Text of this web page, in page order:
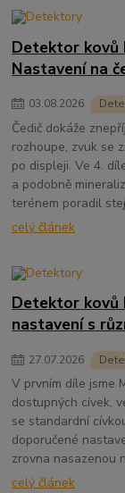
Detektor kovů
Nastavení na
03.08.2026
Čedič dokáže
rozhoupe, zvuk se
po displeji. Ve 4.
a podobně
terénem poradil
celý článek
Detektor kovů
nastavení s
27.07.2026
V prvním díle jsme
dostupných cívek,
se standardní
doporučené
zrovna nasazenou
celý článek